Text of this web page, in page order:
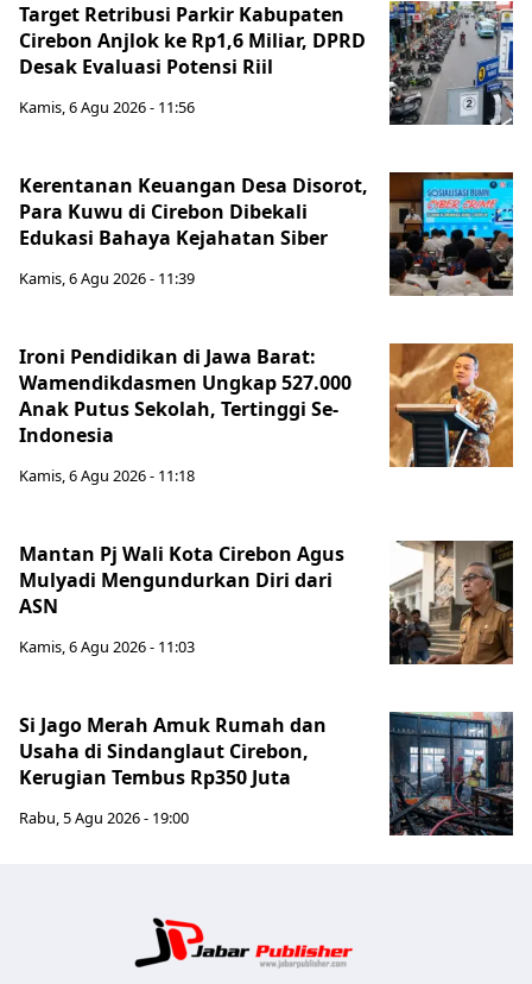
Target Retribusi Parkir Kabupaten
Cirebon Anjlok ke Rp1,6 Miliar, DPRD
Desak Evaluasi Potensi Riil
Kamis, 6 Agu 2026 - 11:56
Kerentanan Keuangan Desa Disorot,
Para Kuwu di Cirebon Dibekali
Edukasi Bahaya Kejahatan Siber
Kamis, 6 Agu 2026 - 11:39
Ironi Pendidikan di Jawa Barat:
Wamendikdasmen Ungkap 527.000
Anak Putus Sekolah, Tertinggi Se-
Indonesia
Kamis, 6 Agu 2026 - 11:18
Mantan Pj Wali Kota Cirebon Agus
Mulyadi Mengundurkan Diri dari
ASN
Kamis, 6 Agu 2026 - 11:03
Si Jago Merah Amuk Rumah dan
Usaha di Sindanglaut Cirebon,
Kerugian Tembus Rp350 Juta
Rabu, 5 Agu 2026 - 19:00